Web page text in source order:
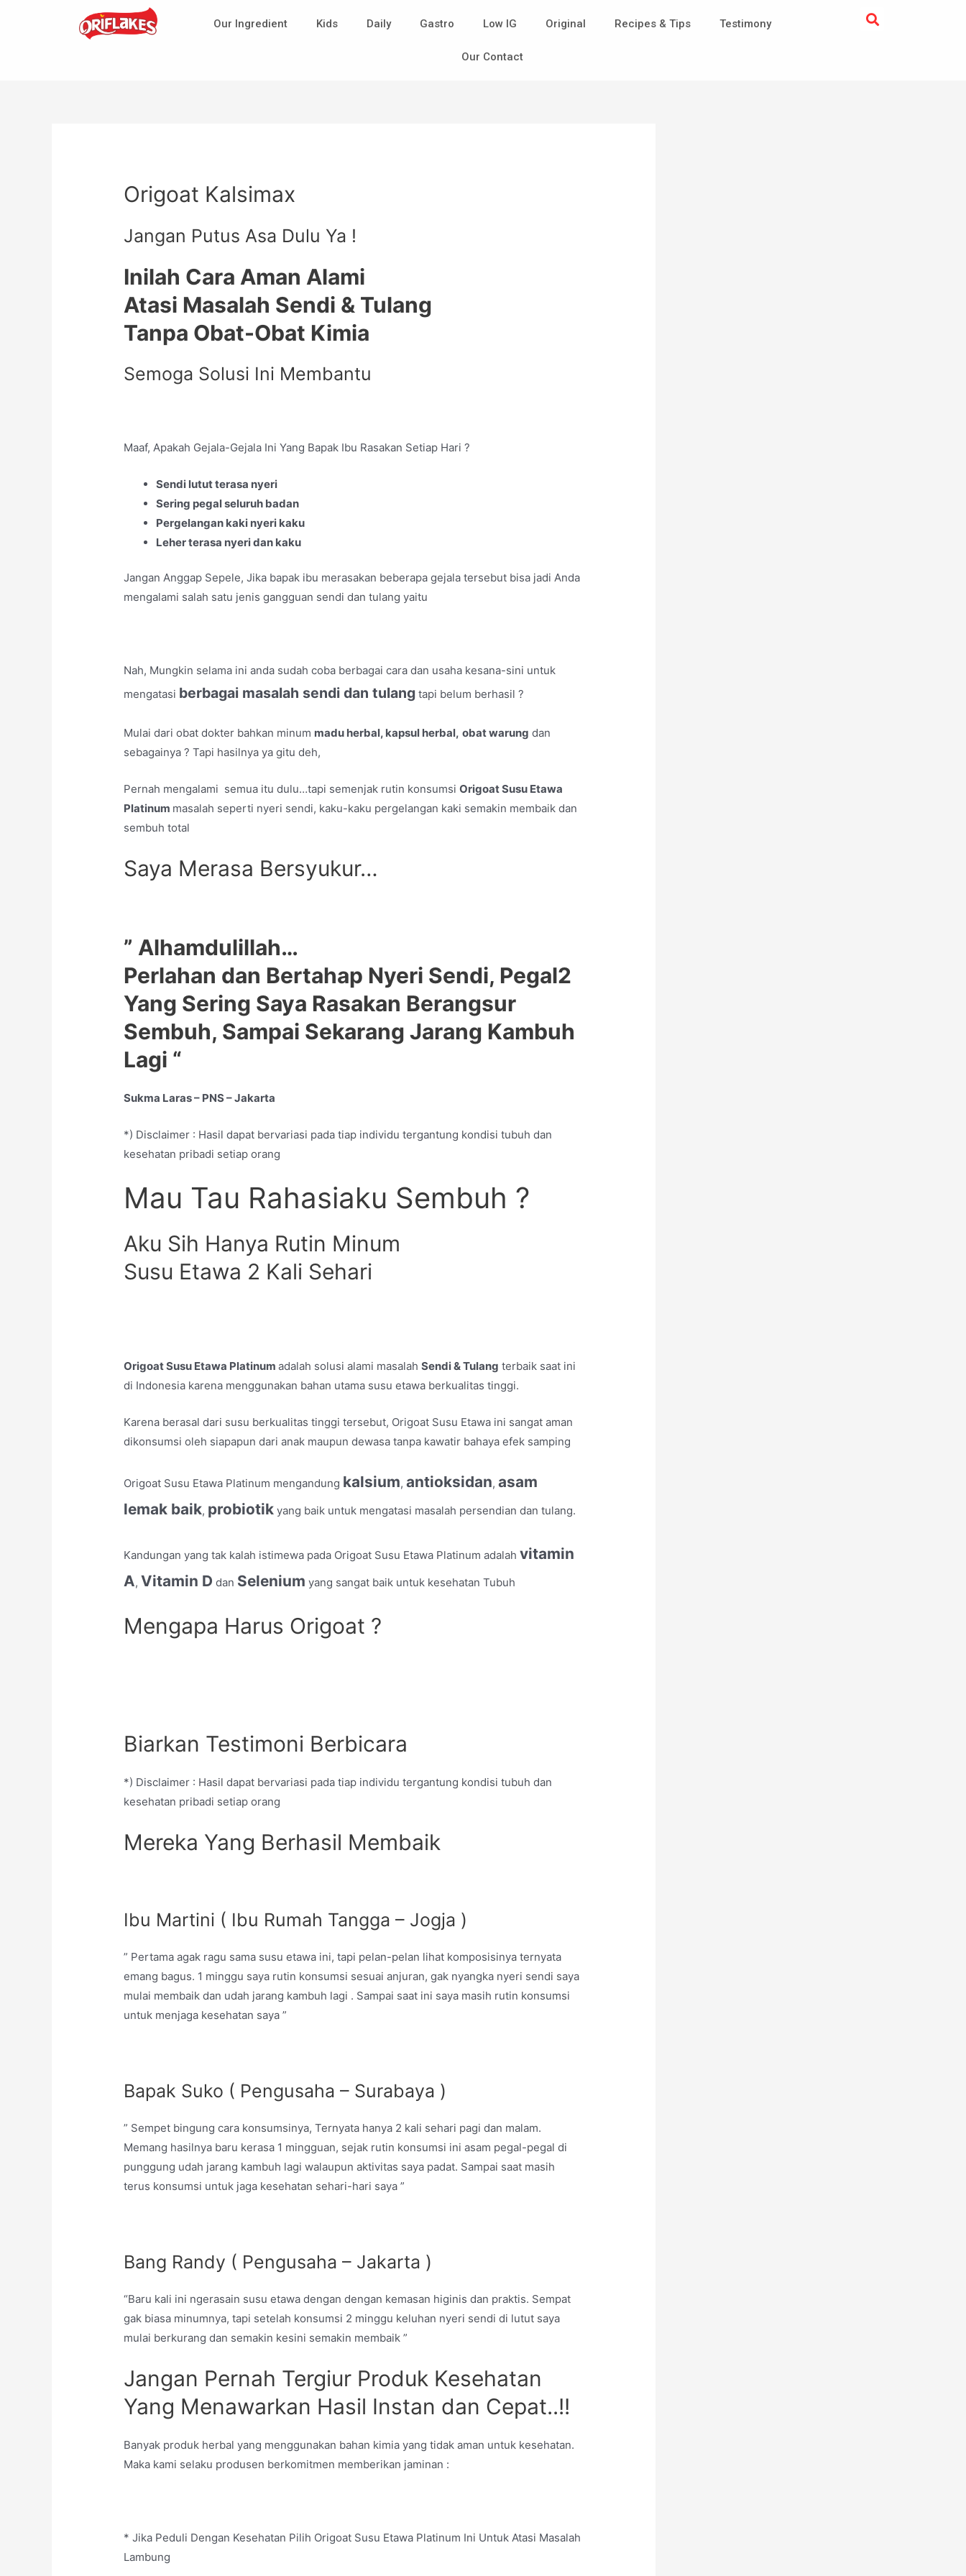
Our Ingredient Kids Daily Gastro Low IG Original Recipes & Tips Testimony
Our Contact
Origoat Kalsimax
Jangan Putus Asa Dulu Ya !
Inilah Cara Aman Alami
Atasi Masalah Sendi & Tulang
Tanpa Obat-Obat Kimia
Semoga Solusi Ini Membantu
Maaf, Apakah Gejala-Gejala Ini Yang Bapak Ibu Rasakan Setiap Hari ?
Sendi lutut terasa nyeri
Sering pegal seluruh badan
Pergelangan kaki nyeri kaku
Leher terasa nyeri dan kaku
Jangan Anggap Sepele, Jika bapak ibu merasakan beberapa gejala tersebut bisa jadi Anda
mengalami salah satu jenis gangguan sendi dan tulang yaitu
Nah, Mungkin selama ini anda sudah coba berbagai cara dan usaha kesana-sini untuk
mengatasi berbagai masalah sendi dan tulang tapi belum berhasil ?
Mulai dari obat dokter bahkan minum madu herbal, kapsul herbal, obat warung dan
sebagainya ? Tapi hasilnya ya gitu deh,
Pernah mengalami semua itu dulu…tapi semenjak rutin konsumsiOrigoat Susu Etawa
Platinum masalah seperti nyeri sendi, kaku-kaku pergelangan kaki semakin membaik dan
sembuh total
Saya Merasa Bersyukur…
” Alhamdulillah…
Perlahan dan Bertahap Nyeri Sendi, Pegal2
Yang Sering Saya Rasakan Berangsur
Sembuh, Sampai Sekarang Jarang Kambuh
Lagi “
Sukma Laras – PNS – Jakarta
*) Disclaimer : Hasil dapat bervariasi pada tiap individu tergantung kondisi tubuh dan
kesehatan pribadi setiap orang
Mau Tau Rahasiaku Sembuh ?
Aku Sih Hanya Rutin Minum
Susu Etawa 2 Kali Sehari
Origoat Susu Etawa Platinumadalah solusi alami masalahSendi & Tulang terbaik saat ini
di Indonesia karena menggunakan bahan utama susu etawa berkualitas tinggi.
Karena berasal dari susu berkualitas tinggi tersebut, Origoat Susu Etawa ini sangat aman
dikonsumsi oleh siapapun dari anak maupun dewasa tanpa kawatir bahaya efek samping
Origoat Susu Etawa Platinum mengandung kalsium,antioksidan,asam
lemak baik, probiotik yang baik untuk mengatasi masalah persendian dan tulang.
Kandungan yang tak kalah istimewa pada Origoat Susu Etawa Platinum adalahvitamin
A, Vitamin D dan Selenium yang sangat baik untuk kesehatan Tubuh
Mengapa Harus Origoat ?
Biarkan Testimoni Berbicara
*) Disclaimer : Hasil dapat bervariasi pada tiap individu tergantung kondisi tubuh dan
kesehatan pribadi setiap orang
Mereka Yang Berhasil Membaik
Ibu Martini ( Ibu Rumah Tangga – Jogja )
” Pertama agak ragu sama susu etawa ini, tapi pelan-pelan lihat komposisinya ternyata
emang bagus. 1 minggu saya rutin konsumsi sesuai anjuran, gak nyangka nyeri sendi saya
mulai membaik dan udah jarang kambuh lagi . Sampai saat ini saya masih rutin konsumsi
untuk menjaga kesehatan saya ”
Bapak Suko ( Pengusaha – Surabaya )
” Sempet bingung cara konsumsinya, Ternyata hanya 2 kali sehari pagi dan malam.
Memang hasilnya baru kerasa 1 mingguan, sejak rutin konsumsi ini asam pegal-pegal di
punggung udah jarang kambuh lagi walaupun aktivitas saya padat. Sampai saat masih
terus konsumsi untuk jaga kesehatan sehari-hari saya ”
Bang Randy ( Pengusaha – Jakarta )
“Baru kali ini ngerasain susu etawa dengan dengan kemasan higinis dan praktis. Sempat
gak biasa minumnya, tapi setelah konsumsi 2 minggu keluhan nyeri sendi di lutut saya
mulai berkurang dan semakin kesini semakin membaik ”
Jangan Pernah Tergiur Produk Kesehatan
Yang Menawarkan Hasil Instan dan Cepat..!!
Banyak produk herbal yang menggunakan bahan kimia yang tidak aman untuk kesehatan.
Maka kami selaku produsen berkomitmen memberikan jaminan :
* Jika Peduli Dengan Kesehatan Pilih Origoat Susu Etawa Platinum Ini Untuk Atasi Masalah
Lambung